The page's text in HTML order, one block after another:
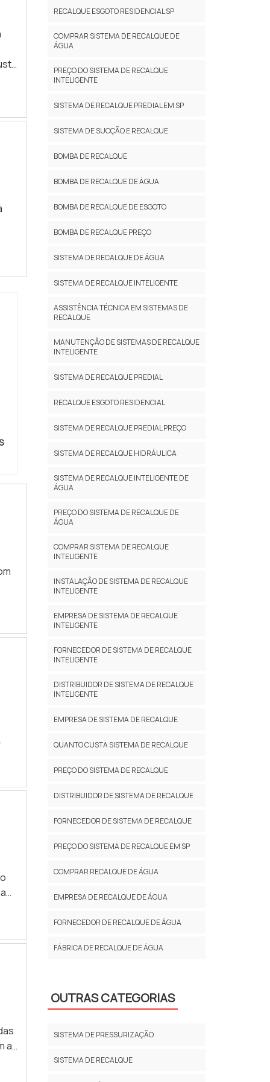
e
o
ele
as
a
RECALQUE ESGOTO RESIDENCIAL SP
COMPRAR SISTEMA DE RECALQUE DE
ÁGUA
PREÇO DO SISTEMA DE RECALQUE
INTELIGENTE
SISTEMA DE RECALQUE PREDIAL EM SP
SISTEMA DE SUCÇÃO E RECALQUE
BOMBA DE RECALQUE
BOMBA DE RECALQUE DE ÁGUA
BOMBA DE RECALQUE DE ESGOTO
BOMBA DE RECALQUE PREÇO
SISTEMA DE RECALQUE DE ÁGUA
SISTEMA DE RECALQUE INTELIGENTE
ASSISTÊNCIA TÉCNICA EM SISTEMAS DE
RECALQUE
MANUTENÇÃO DE SISTEMAS DE RECALQUE
INTELIGENTE
SISTEMA DE RECALQUE PREDIAL
RECALQUE ESGOTO RESIDENCIAL
SISTEMA DE RECALQUE PREDIAL PREÇO
SISTEMA DE RECALQUE HIDRÁULICA
SISTEMA DE RECALQUE INTELIGENTE DE
ÁGUA
PREÇO DO SISTEMA DE RECALQUE DE
ÁGUA
COMPRAR SISTEMA DE RECALQUE
INTELIGENTE
INSTALAÇÃO DE SISTEMA DE RECALQUE
INTELIGENTE
EMPRESA DE SISTEMA DE RECALQUE
INTELIGENTE
FORNECEDOR DE SISTEMA DE RECALQUE
INTELIGENTE
DISTRIBUIDOR DE SISTEMA DE RECALQUE
INTELIGENTE
EMPRESA DE SISTEMA DE RECALQUE
QUANTO CUSTA SISTEMA DE RECALQUE
PREÇO DO SISTEMA DE RECALQUE
DISTRIBUIDOR DE SISTEMA DE RECALQUE
FORNECEDOR DE SISTEMA DE RECALQUE
PREÇO DO SISTEMA DE RECALQUE EM SP
COMPRAR RECALQUE DE ÁGUA
EMPRESA DE RECALQUE DE ÁGUA
FORNECEDOR DE RECALQUE DE ÁGUA
FÁBRICA DE RECALQUE DE ÁGUA
OUTRAS CATEGORIAS
SISTEMA DE PRESSURIZAÇÃO
SISTEMA DE RECALQUE